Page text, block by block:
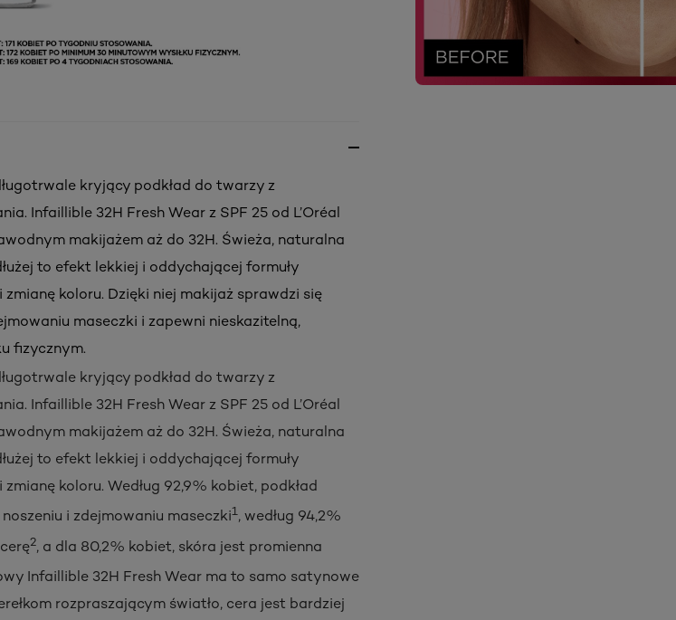
kryjący podkład do twarzy z
Infaillible 32H Fresh Wear z SPF 25 od L’Oréal
makijażem aż do 32H. Świeża, naturalna
to efekt lekkiej i oddychającej formuły
koloru. Dzięki niej makijaż sprawdzi się
maseczki i zapewni nieskazitelną,
fizycznym.
kryjący podkład do twarzy z
Infaillible 32H Fresh Wear z SPF 25 od L’Oréal
makijażem aż do 32H. Świeża, naturalna
to efekt lekkiej i oddychającej formuły
koloru. Według 92,9% kobiet, podkład
i zdejmowaniu maseczki1, według 94,2%
2, a dla 80,2% kobiet, skóra jest promienna
Infaillible 32H Fresh Wear ma to samo satynowe
rozpraszającym światło, cera jest bardziej